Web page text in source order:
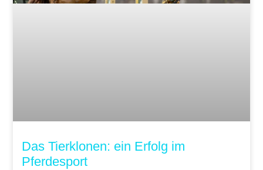
Das Tierklonen: ein Erfolg im
Pferdesport